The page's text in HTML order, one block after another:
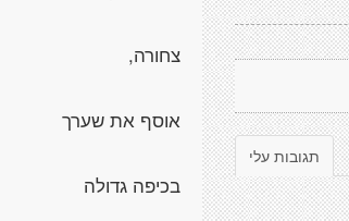
תגובות עלי